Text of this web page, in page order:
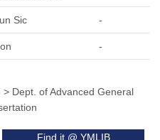
Sic -
-
> Dept. of Advanced General
Find it @ YMLIB